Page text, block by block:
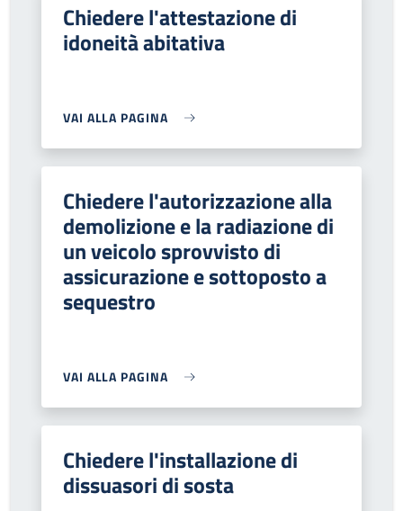
Chiedere l'attestazione di
idoneità abitativa
VAI ALLA PAGINA
Chiedere l'autorizzazione alla
demolizione e la radiazione di
un veicolo sprovvisto di
assicurazione e sottoposto a
sequestro
VAI ALLA PAGINA
Chiedere l'installazione di
dissuasori di sosta